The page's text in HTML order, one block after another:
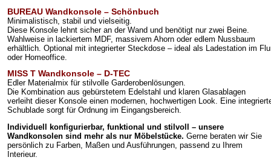
BUREAU Wandkonsole – Schönbuch
Minimalistisch, stabil und vielseitig.
Diese Konsole lehnt sicher an der Wand und benötigt nur zwei Beine.
Wahlweise in lackiertem MDF, massivem Ahorn oder edlem Nussbaum
erhältlich. Optional mit integrierter Steckdose – ideal als Ladestation im
oder Homeoffice.
MISS T Wandkonsole – D-TEC
Edler Materialmix für stilvolle Garderobenlösungen.
Die Kombination aus gebürstetem Edelstahl und klaren Glasablagen
verleiht dieser Konsole einen modernen, hochwertigen Look. Eine
Schublade sorgt für Ordnung im Eingangsbereich.
Individuell konfigurierbar, funktional und stilvoll – unsere
Wandkonsolen sind mehr als nur Möbelstücke. Gerne beraten wir Sie
persönlich zu Farben, Maßen und Ausführungen, passend zu Ihrem
Interieur.